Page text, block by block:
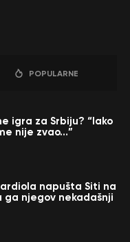
POPULARNE
igra za Srbiju? “Iako
nije zvao…”
napušta Siti na
ga njegov nekadašnji